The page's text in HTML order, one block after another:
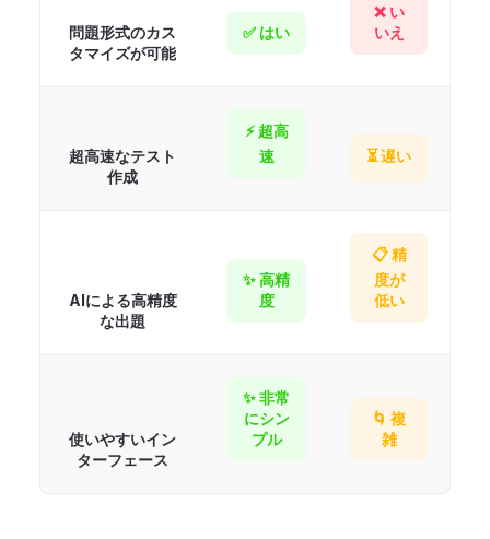
問題形式のカス
タマイズが可能
✅ はい
❌ い
いえ
超高速なテスト
作成
⚡ 超高
速
⏳ 遅い
AIによる高精度
な出題
✨ 高精
度
📋 精
度が
低い
使いやすいイン
ターフェース
✨ 非常
にシン
プル
🌀 複
雑